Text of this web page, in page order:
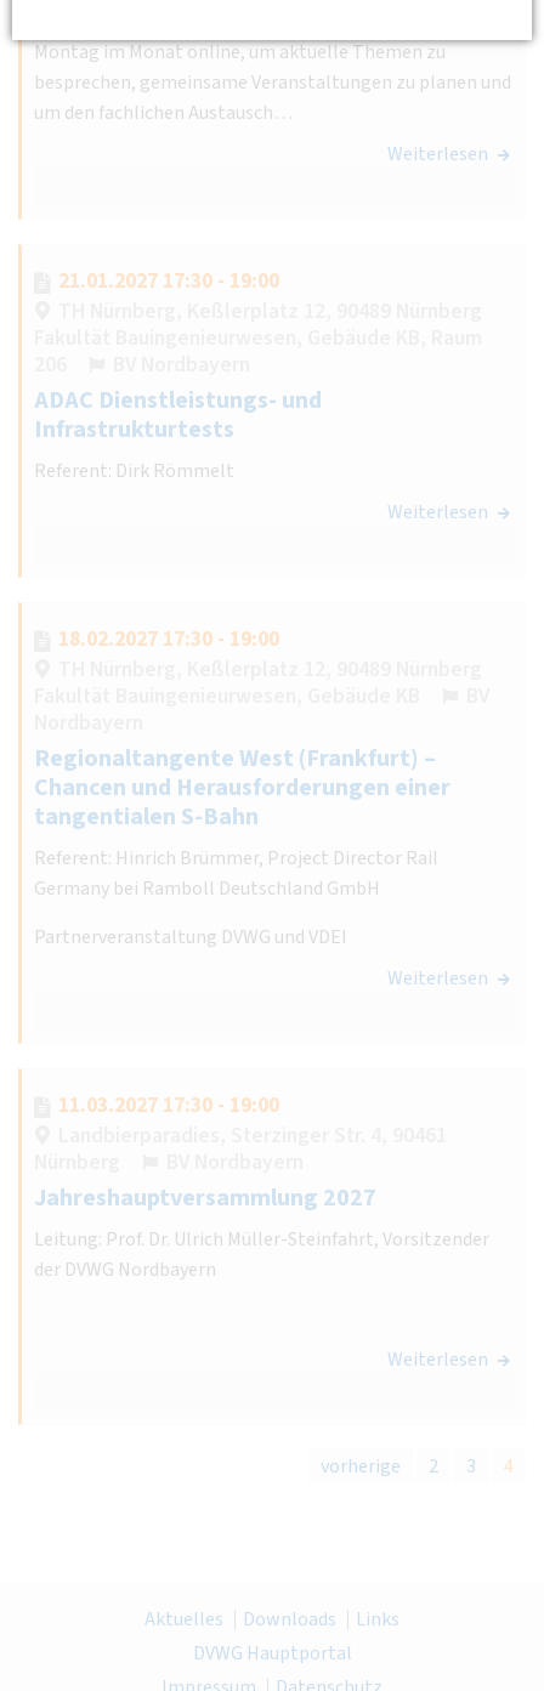
Montag im Monat online, um aktuelle Themen zu
besprechen, gemeinsame Veranstaltungen zu planen und
um den fachlichen Austausch…
Weiterlesen
21.01.2027 17:30 - 19:00
ADAC Dienstleistungs- und
Infrastrukturtests
Referent: Dirk Römmelt
Weiterlesen
18.02.2027 17:30 - 19:00
Regionaltangente West (Frankfurt) –
Chancen und Herausforderungen einer
tangentialen S-Bahn
Referent: Hinrich Brümmer, Project Director Rail
Germany bei Ramboll Deutschland GmbH
Partnerveranstaltung DVWG und VDEI
Weiterlesen
11.03.2027 17:30 - 19:00
Jahreshauptversammlung 2027
Leitung: Prof. Dr. Ulrich Müller-Steinfahrt, Vorsitzender
der DVWG Nordbayern
Weiterlesen
vorherige 2 3 4
Aktuelles Downloads
Links
DVWG Hauptportal